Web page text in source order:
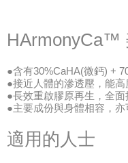
HArmonyCa™
●含有30%CaHA(微鈣) +
●接近人體的滲透壓，能
●長效重啟膠原再生，全
●主要成份與身體相容，
適用的人士